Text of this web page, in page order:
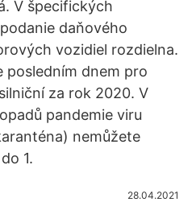
V špecifických
daňového
vozidiel rozdielna.
posledním dnem pro
za rok 2020. V
pandemie viru
nemůžete
1.
28.04.2021